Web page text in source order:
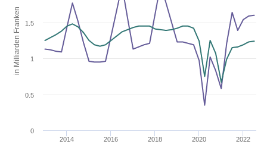
in Milliarden Franken
2014 2016 2018 2020 2022
0
0.5
1
1.5